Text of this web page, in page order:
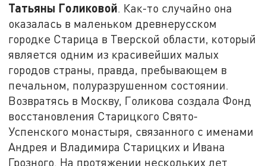
Татьяны Голиковой. Как-то случайно она
оказалась в маленьком древнерусском
городке Старица в Тверской области, который
является одним из красивейших малых
городов страны, правда, пребывающем в
печальном, полуразрушенном состоянии.
Возвратясь в Москву, Голикова создала Фонд
восстановления Старицкого Свято-
Успенского монастыря, связанного с именами
Андрея и Владимира Старицких и Ивана
Грозного. На протяжении нескольких лет